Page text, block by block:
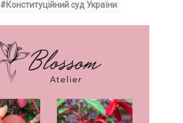
#Конституційний суд України